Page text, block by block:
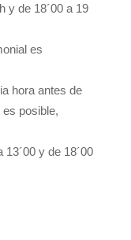
y de 18´00 a 19
es
hora antes de
posible,
13´00 y de 18´00